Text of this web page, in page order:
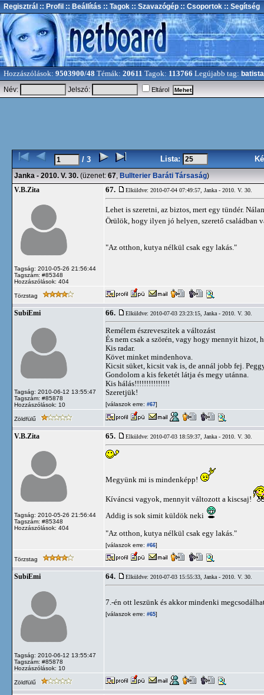
Regisztrál :: Profil :: Beállítás :: Tagok :: Szavazógép :: Csoportok :: Segítség
Hozzászólások: 9503900/48 Témák: 20611 Tagok: 113766 Legújabb tag: batista
Név:
Jelszó: Eltárol
/ 3 Lista:
Janka - 2010. V. 30. (üzenet: 67, Bullterier Baráti Társaság)
V.B.Zita
Tagság: 2010-05-26 21:56:44
Tagszám: #85348
Hozzászólások: 404
67. Elküldve: 2010-07-04 07:49:57, Janka - 2010. V. 30.
Lehet is szeretni, az biztos, mert egy tündér.
Örülök, hogy ilyen jó helyen, szerető családban
"Az otthon, kutya nélkül csak egy lakás."
Törzstag
SubiEmi
Tagság: 2010-06-12 13:55:47
Tagszám: #85878
Hozzászólások: 10
66. Elküldve: 2010-07-03 23:23:15, Janka - 2010. V. 30.
Remélem észreveszitek a változást
És nem csak a szörén, vagy hogy mennyit hizot,
Kis radar.
Követ minket mindenhova.
Kicsit süket, kicsit vak is, de annál jobb fej.
Gondolom a kis feketét látja és megy utánna.
Kis hálás!!!!!!!!!!!!!!!
Szeretjük!
[válaszok erre: #67]
Zöldfülű
V.B.Zita
Tagság: 2010-05-26 21:56:44
Tagszám: #85348
Hozzászólások: 404
65. Elküldve: 2010-07-03 18:59:37, Janka - 2010. V. 30.
Megyünk mi is mindenképp!
Kíváncsi vagyok, mennyit változott a kiscsaj!
Addig is sok simit küldök neki
"Az otthon, kutya nélkül csak egy lakás."
[válaszok erre: #66]
Törzstag
SubiEmi
Tagság: 2010-06-12 13:55:47
Tagszám: #85878
Hozzászólások: 10
64. Elküldve: 2010-07-03 15:55:33, Janka - 2010. V. 30.
7.-én ott leszünk és akkor mindenki
[válaszok erre: #65]
Zöldfülű